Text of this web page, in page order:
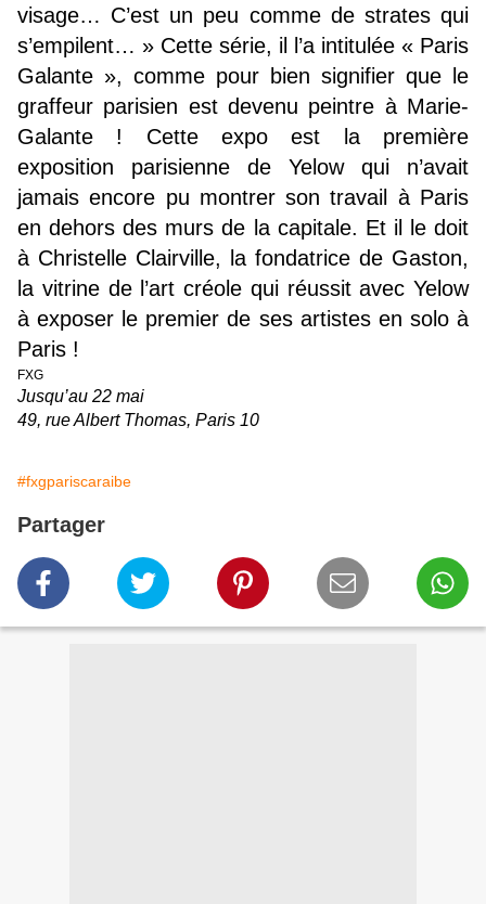
visage… C’est un peu comme de strates qui
s’empilent… » Cette série, il l’a intitulée « Paris
Galante », comme pour bien signifier que le
graffeur parisien est devenu peintre à Marie-
Galante ! Cette expo est la première
exposition parisienne de Yelow qui n’avait
jamais encore pu montrer son travail à Paris
en dehors des murs de la capitale. Et il le doit
à Christelle Clairville, la fondatrice de Gaston,
la vitrine de l’art créole qui réussit avec Yelow
à exposer le premier de ses artistes en solo à
Paris !
FXG
Jusqu’au 22 mai
49, rue Albert Thomas, Paris 10
#fxgpariscaraibe
Partager